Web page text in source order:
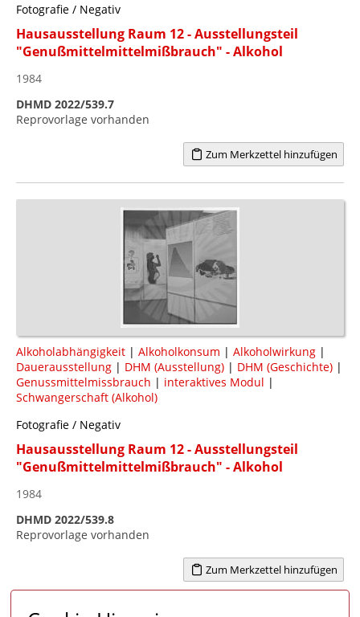
Fotografie / Negativ
Hausausstellung Raum 12 - Ausstellungsteil
"Genußmittelmittelmißbrauch" - Alkohol
1984
DHMD 2022/539.7
Reprovorlage vorhanden
Zum Merkzettel hinzufügen
Alkoholabhängigkeit | Alkoholkonsum | Alkoholwirkung |
Dauerausstellung | DHM (Ausstellung) | DHM (Geschichte) |
Genussmittelmissbrauch | interaktives Modul |
Schwangerschaft (Alkohol)
Fotografie / Negativ
Hausausstellung Raum 12 - Ausstellungsteil
"Genußmittelmittelmißbrauch" - Alkohol
1984
DHMD 2022/539.8
Reprovorlage vorhanden
Zum Merkzettel hinzufügen